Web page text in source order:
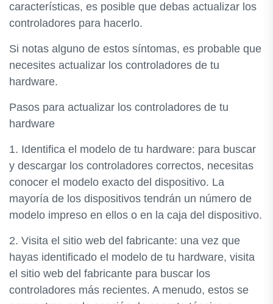
características, es posible que debas actualizar los
controladores para hacerlo.
Si notas alguno de estos síntomas, es probable que
necesites actualizar los controladores de tu
hardware.
Pasos para actualizar los controladores de tu
hardware
1. Identifica el modelo de tu hardware: para buscar
y descargar los controladores correctos, necesitas
conocer el modelo exacto del dispositivo. La
mayoría de los dispositivos tendrán un número de
modelo impreso en ellos o en la caja del dispositivo.
2. Visita el sitio web del fabricante: una vez que
hayas identificado el modelo de tu hardware, visita
el sitio web del fabricante para buscar los
controladores más recientes. A menudo, estos se